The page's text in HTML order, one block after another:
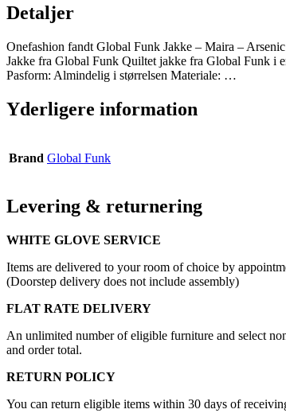
Detaljer
Onefashion fandt Global Funk Jakke – Maira –
Jakke fra Global Funk Quiltet jakke fra Global Funk i
Pasform: Almindelig i størrelsen Materiale: …
Yderligere information
Brand Global Funk
Levering & returnering
WHITE GLOVE SERVICE
Items are delivered to your room of choice by
(Doorstep delivery does not include assembly)
FLAT RATE DELIVERY
An unlimited number of eligible furniture and select
and order total.
RETURN POLICY
You can return eligible items within 30 days of